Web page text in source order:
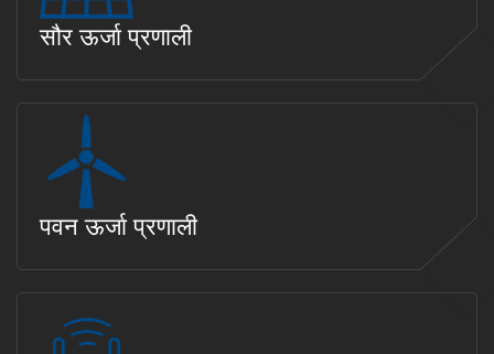
सौर ऊर्जा प्रणाली
पवन ऊर्जा प्रणाली